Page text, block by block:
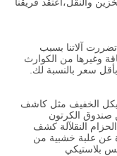
والنقل،أعتقد فريقنا
تضررت آلاتنا بسبب
وغيرها من الكوارث
بأقل سعر بالنسبة لك.
الخفيف مثل كاشف
صندوق الكرتون
النقلآلة كشف
عن علبة خشبية من
بلاستيكي